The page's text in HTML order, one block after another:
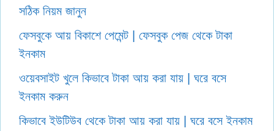
সঠিক নিয়ম জানুন
ফেসবুকে আয় বিকাশে পেমেন্ট | ফেসবুক পেজ থেকে টাকা
ইনকাম
ওয়েবসাইট খুলে কিভাবে টাকা আয় করা যায় | ঘরে বসে
ইনকাম করুন
কিভাবে ইউটিউব থেকে টাকা আয় করা যায় | ঘরে বসে ইনকাম